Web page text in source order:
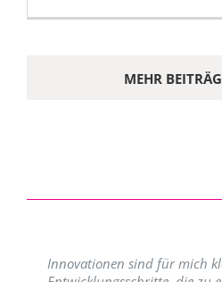
MEHR
Innovationen sind für mich